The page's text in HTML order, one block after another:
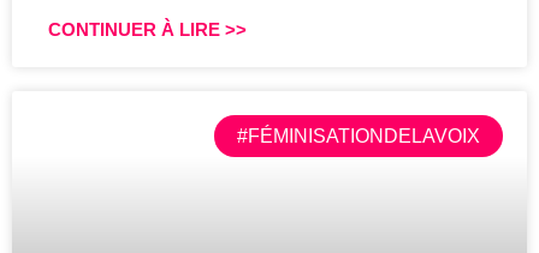
CONTINUER À LIRE >>
#FÉMINISATIONDELAVOIX